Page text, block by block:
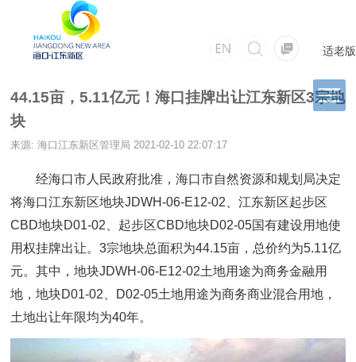
适老版
44.15亩，5.11亿元！海口挂牌出让江东新区3宗地
块
来源: 海口江东新区管理局 2021-02-10 22:07:17
经海口市人民政府批准，海口市自然资源和规划局决定
将海口江东新区地块JDWH-06-E12-02、江东新区起步区
CBD地块D01-02、起步区CBD地块D02-05国有建设用地使
用权挂牌出让。3宗地块总面积为44.15亩，总价约为5.11亿
元。其中，地块JDWH-06-E12-02土地用途为商务金融用
地，地块D01-02、D02-05土地用途为商务商业混合用地，
土地出让年限均为40年。